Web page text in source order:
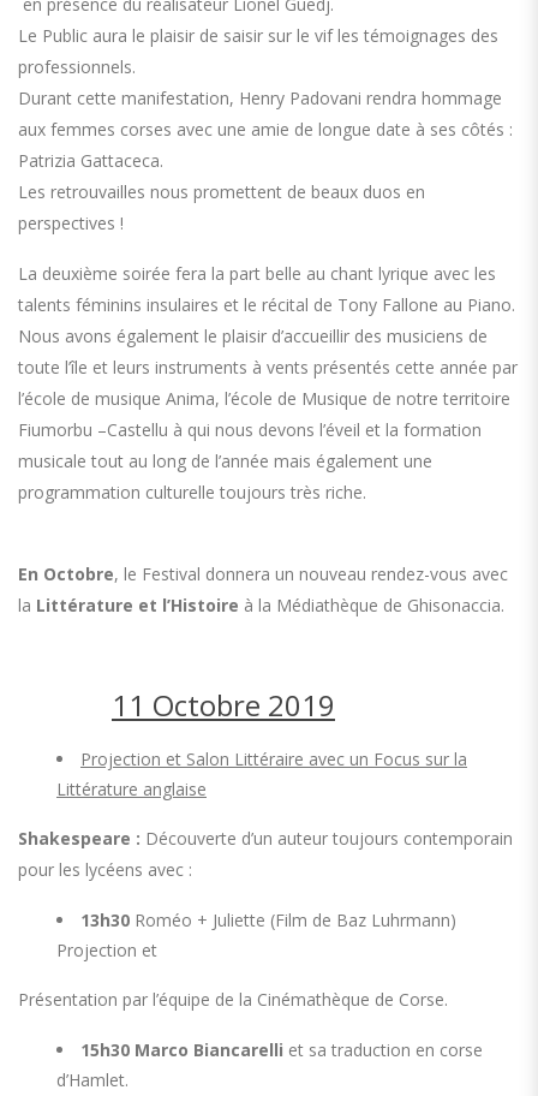
Le Public aura le plaisir de saisir sur le vif les témoignages des
professionnels.
Durant cette manifestation, Henry Padovani rendra hommage
aux femmes corses avec une amie de longue date à ses côtés :
Patrizia Gattaceca.
Les retrouvailles nous promettent de beaux duos en
perspectives !
La deuxième soirée fera la part belle au chant lyrique avec les
talents féminins insulaires et le récital de Tony Fallone au Piano.
Nous avons également le plaisir d’accueillir des musiciens de
toute l’île et leurs instruments à vents présentés cette année par
l’école de musique Anima, l’école de Musique de notre territoire
Fiumorbu –Castellu à qui nous devons l’éveil et la formation
musicale tout au long de l’année mais également une
programmation culturelle toujours très riche.
En Octobre, le Festival donnera un nouveau rendez-vous avec
la Littérature et l’Histoire à la Médiathèque de Ghisonaccia.
11 Octobre 2019
Projection et Salon Littéraire avec un Focus sur la
Littérature anglaise
Shakespeare : Découverte d’un auteur toujours contemporain
pour les lycéens avec :
13h30 Roméo + Juliette (Film de Baz Luhrmann)
Projection et
Présentation par l’équipe de la Cinémathèque de Corse.
15h30 Marco Biancarelli et sa traduction en corse
d’Hamlet.